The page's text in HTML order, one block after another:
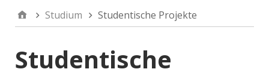
Studium Studentische Projekte
Studentische